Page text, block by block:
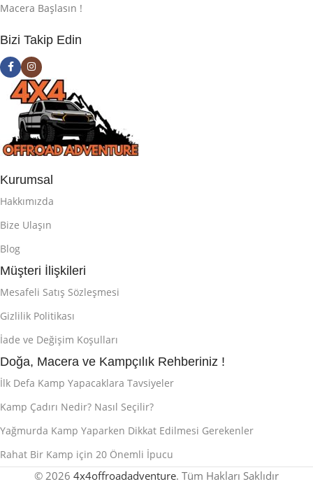
Macera Başlasın !
Bizi Takip Edin
Kurumsal
Hakkımızda
Bize Ulaşın
Blog
Müşteri İlişkileri
Mesafeli Satış Sözleşmesi
Gizlilik Politikası
İade ve Değişim Koşulları
Doğa, Macera ve Kampçılık Rehberiniz !
İlk Defa Kamp Yapacaklara Tavsiyeler
Kamp Çadırı Nedir? Nasıl Seçilir?
Yağmurda Kamp Yaparken Dikkat Edilmesi Gerekenler
Rahat Bir Kamp için 20 Önemli İpucu
© 2026 4x4offroadadventure. Tüm Hakları Saklıdır